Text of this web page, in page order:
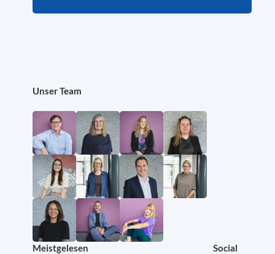
Unser Team
Meistgelesen
Social